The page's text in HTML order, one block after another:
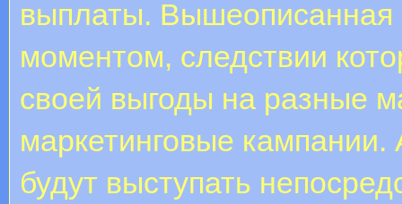
выплаты. Вышеописанная
моментом, следствии
своей выгоды на разные
маркетинговые
будут выступать